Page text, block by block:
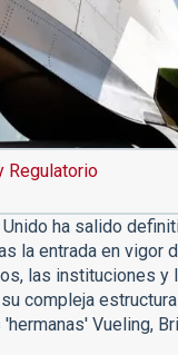
Regulatorio
ha salido
la entrada en vigor
las instituciones y
compleja
Vueling,